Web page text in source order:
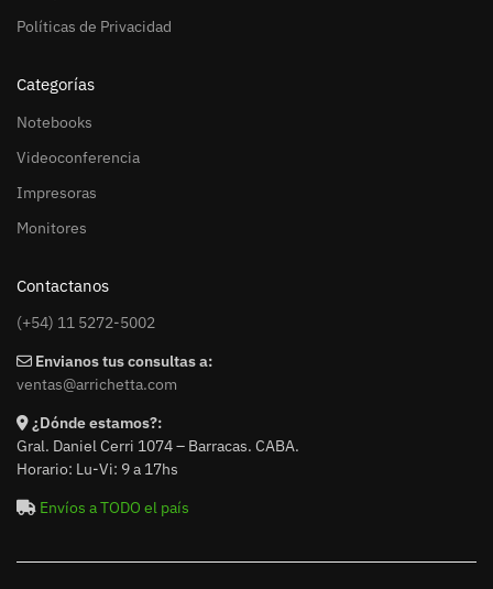
Políticas de Privacidad
Categorías
Notebooks
Videoconferencia
Impresoras
Monitores
Contactanos
(+54) 11 5272-5002
Envianos tus consultas a:
ventas@arrichetta.com
¿Dónde estamos?:
Gral. Daniel Cerri 1074 – Barracas. CABA.
Horario: Lu-Vi: 9 a 17hs
Envíos a TODO el país